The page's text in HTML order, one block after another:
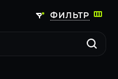
ФИЛЬТР